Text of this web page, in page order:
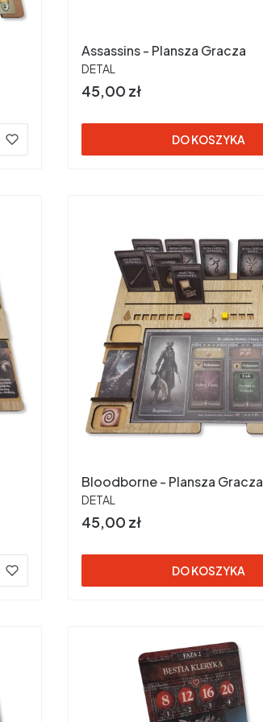
Assassins - Plansza Gracza
PRODUCENT
DETAL
Cena
45,00 zł
DO KOSZYKA
Bloodborne - Plansza Gracza
PRODUCENT
DETAL
Cena
45,00 zł
DO KOSZYKA